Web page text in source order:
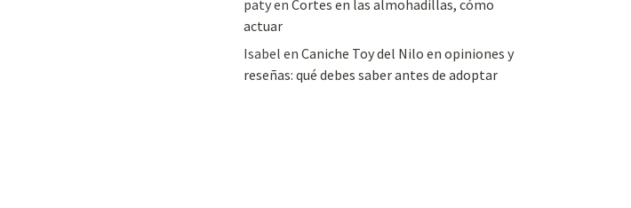
patyen Cortes en las almohadillas, cómo
actuar
Isabel en Caniche Toy del Nilo en opiniones y
reseñas: qué debes saber antes de adoptar